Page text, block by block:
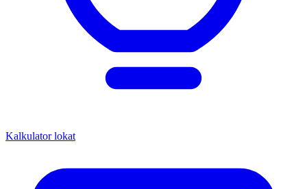
Kalkulator lokat